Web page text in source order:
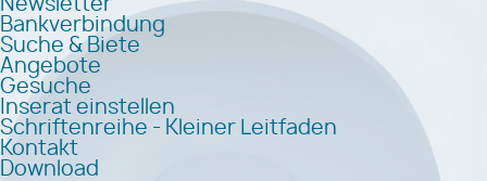
Newsletter
Bankverbindung
Suche & Biete
Angebote
Gesuche
Inserat einstellen
Schriftenreihe - Kleiner Leitfaden
Kontakt
Download